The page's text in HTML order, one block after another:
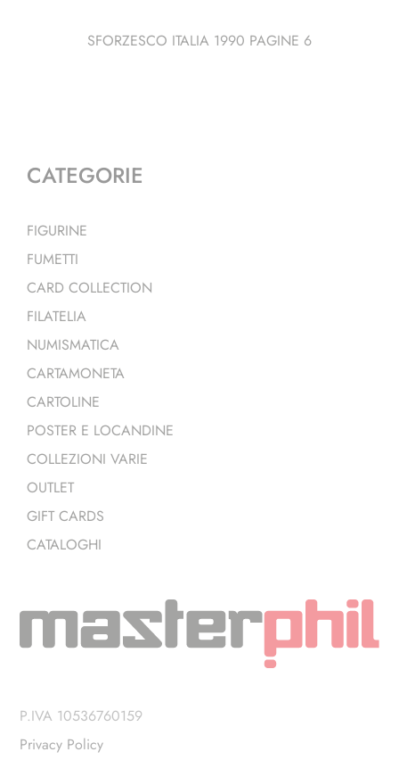
SFORZESCO ITALIA 1990 PAGINE 6
CATEGORIE
FIGURINE
FUMETTI
CARD COLLECTION
FILATELIA
NUMISMATICA
CARTAMONETA
CARTOLINE
POSTER E LOCANDINE
COLLEZIONI VARIE
OUTLET
GIFT CARDS
CATALOGHI
P.IVA 10536760159
Privacy Policy